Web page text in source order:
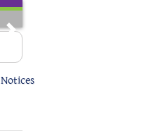
Next
Notices